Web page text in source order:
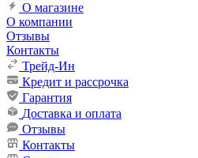
О магазине
О компании
Отзывы
Контакты
Трейд-Ин
Кредит и рассрочка
Гарантия
Доставка и оплата
Отзывы
Контакты